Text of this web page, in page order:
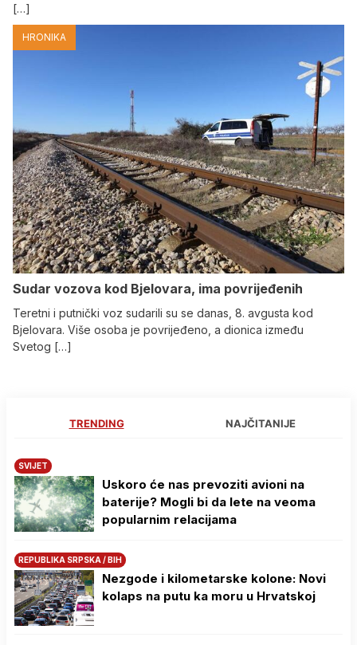
[…]
HRONIKA
Sudar vozova kod Bjelovara, ima povrijeđenih
Teretni i putnički voz sudarili su se danas, 8. avgusta kod
Bjelovara. Više osoba je povrijeđeno, a dionica između
Svetog […]
TRENDING NAJČITANIJE
SVIJET
Uskoro će nas prevoziti avioni na
baterije? Mogli bi da lete na veoma
popularnim relacijama
REPUBLIKA SRPSKA / BIH
Nezgode i kilometarske kolone: Novi
kolaps na putu ka moru u Hrvatskoj